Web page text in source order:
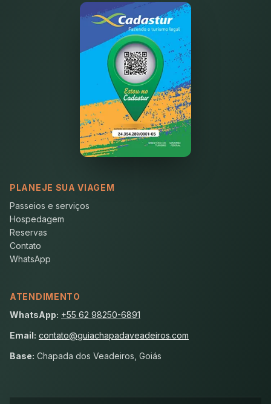
PLANEJE SUA VIAGEM
Passeios e serviços
Hospedagem
Reservas
Contato
WhatsApp
ATENDIMENTO
WhatsApp: +55 62 98250-6891
Email: contato@guiachapadaveadeiros.com
Base: Chapada dos Veadeiros, Goiás